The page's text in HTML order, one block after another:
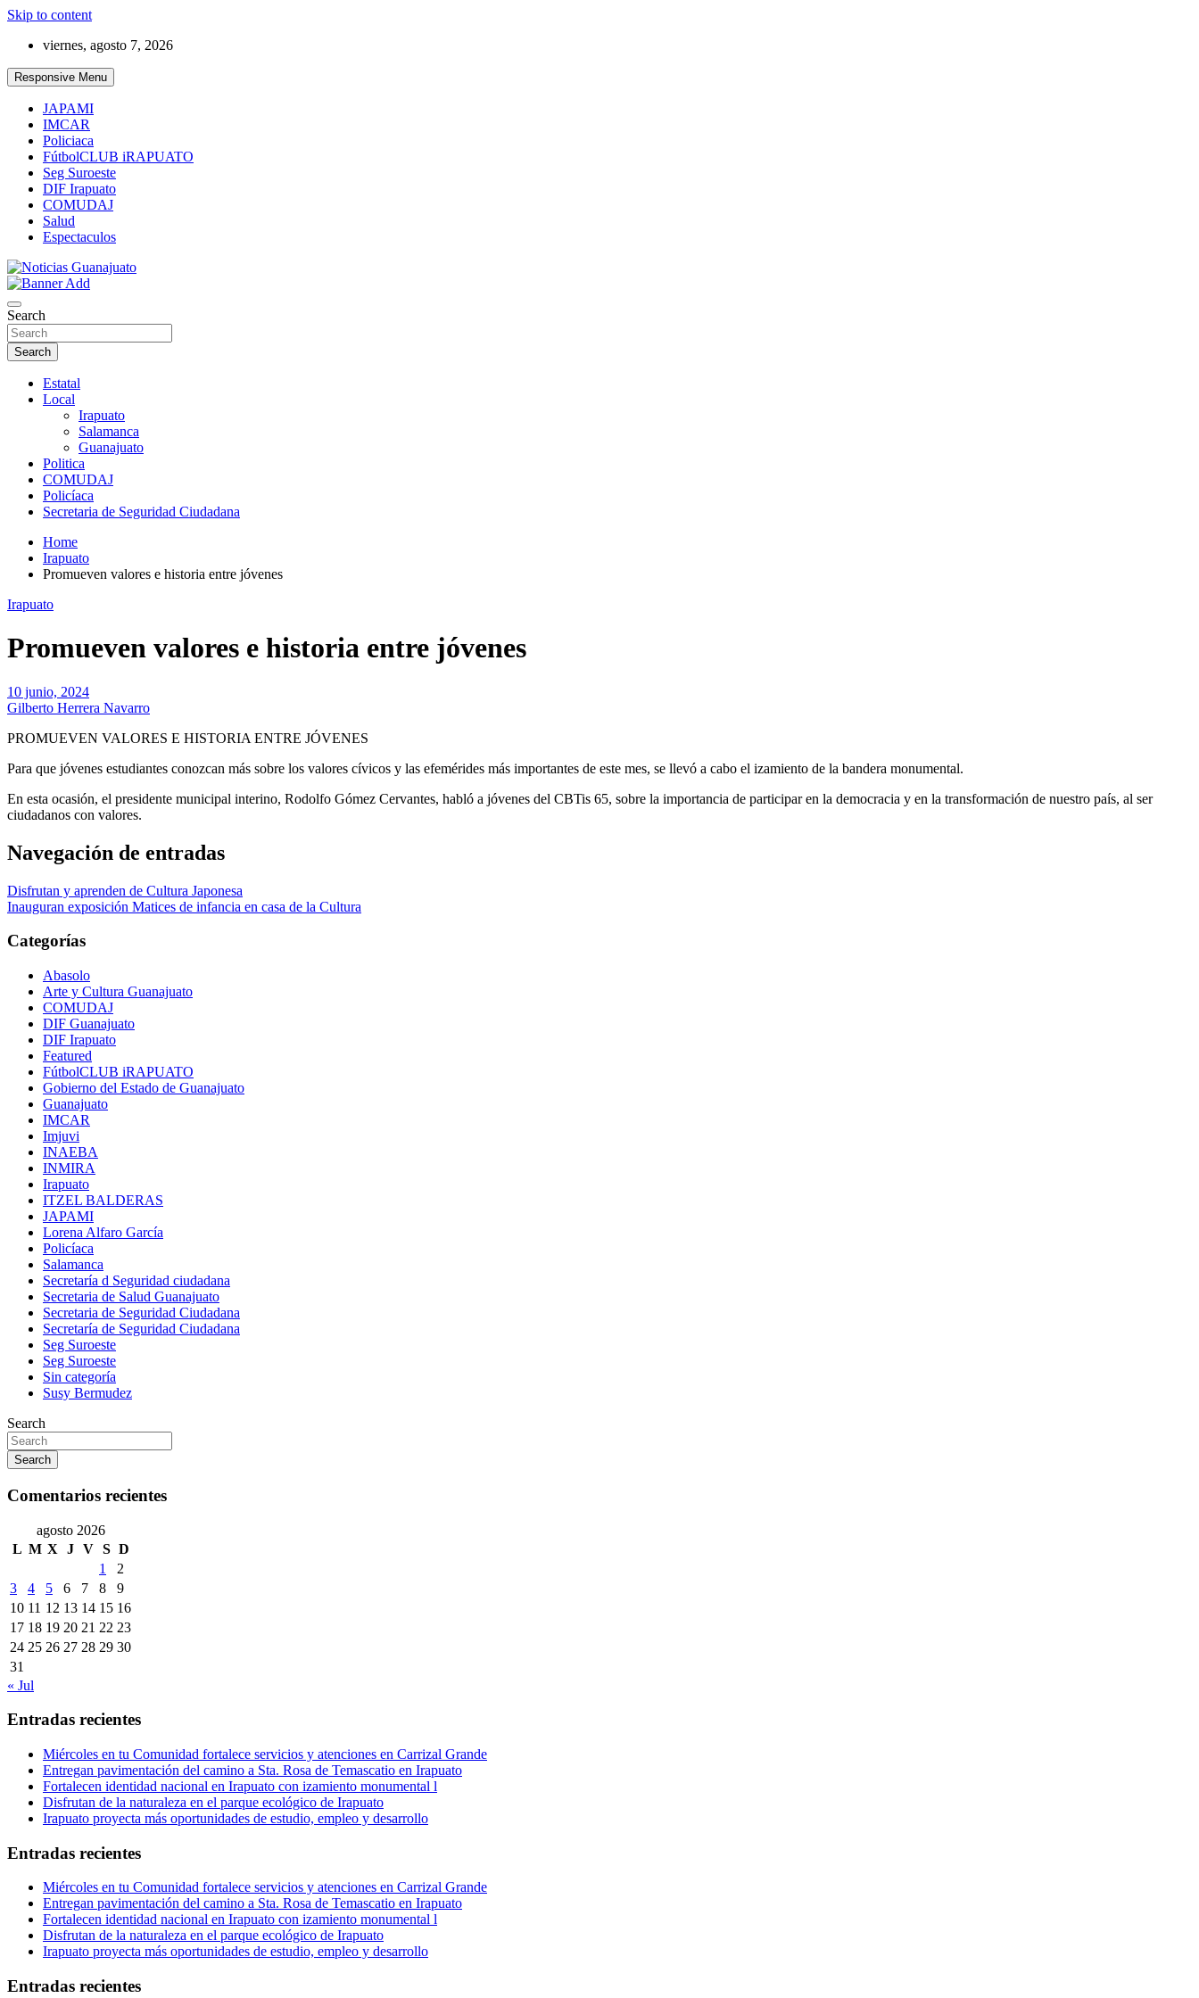
Skip to content
viernes, agosto 7, 2026
Responsive Menu
JAPAMI
IMCAR
Policiaca
FútbolCLUB iRAPUATO
Seg Suroeste
DIF Irapuato
COMUDAJ
Salud
Espectaculos
Noticias Guanajuato
Search
Search
Estatal
Local
Irapuato
Salamanca
Guanajuato
Politica
COMUDAJ
Policíaca
Secretaria de Seguridad Ciudadana
Home
Irapuato
Promueven valores e historia entre jóvenes
Irapuato
Promueven valores e historia entre jóvenes
10 junio, 2024
Gilberto Herrera Navarro
PROMUEVEN VALORES E HISTORIA ENTRE JÓVENES
Para que jóvenes estudiantes conozcan más sobre los valores cívicos y las efemérides más importantes de este mes, se llevó a cabo el izamiento de la bandera monumental.
En esta ocasión, el presidente municipal interino, Rodolfo Gómez Cervantes, habló a jóvenes del CBTis 65, sobre la importancia de participar en la democracia y en la transformación de nuestro país, al ser
ciudadanos con valores.
Navegación de entradas
Disfrutan y aprenden de Cultura Japonesa
Inauguran exposición Matices de infancia en casa de la Cultura
Categorías
Abasolo
Arte y Cultura Guanajuato
COMUDAJ
DIF Guanajuato
DIF Irapuato
Featured
FútbolCLUB iRAPUATO
Gobierno del Estado de Guanajuato
Guanajuato
IMCAR
Imjuvi
INAEBA
INMIRA
Irapuato
ITZEL BALDERAS
JAPAMI
Lorena Alfaro García
Policíaca
Salamanca
Secretaría d Seguridad ciudadana
Secretaria de Salud Guanajuato
Secretaria de Seguridad Ciudadana
Secretaría de Seguridad Ciudadana
Seg Suroeste
Seg Suroeste
Sin categoría
Susy Bermudez
Search
Search
Comentarios recientes
agosto 2026
L M X J V S D
1
2
3
4 5 6 7 8
9
10 11 12 13 14 15 16
17 18 19 20 21 22 23
24 25 26 27 28 29 30
31
« Jul
Entradas recientes
Miércoles en tu Comunidad fortalece servicios y atenciones en Carrizal Grande
Entregan pavimentación del camino a Sta. Rosa de Temascatio en Irapuato
Fortalecen identidad nacional en Irapuato con izamiento monumental l
Disfrutan de la naturaleza en el parque ecológico de Irapuato
Irapuato proyecta más oportunidades de estudio, empleo y desarrollo
Entradas recientes
Miércoles en tu Comunidad fortalece servicios y atenciones en Carrizal Grande
Entregan pavimentación del camino a Sta. Rosa de Temascatio en Irapuato
Fortalecen identidad nacional en Irapuato con izamiento monumental l
Disfrutan de la naturaleza en el parque ecológico de Irapuato
Irapuato proyecta más oportunidades de estudio, empleo y desarrollo
Entradas recientes